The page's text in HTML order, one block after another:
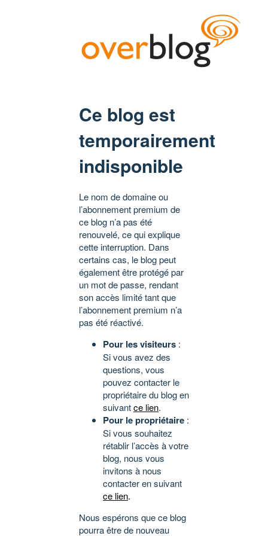
Ce blog est
temporairement
indisponible
Le nom de domaine ou
l’abonnement premium de
ce blog n’a pas été
renouvelé, ce qui explique
cette interruption. Dans
certains cas, le blog peut
également être protégé par
un mot de passe, rendant
son accès limité tant que
l’abonnement premium n’a
pas été réactivé.
Pour les visiteurs :
Si vous avez des
questions, vous
pouvez contacter le
propriétaire du blog en
suivantce lien.
Pour le propriétaire :
Si vous souhaitez
rétablir l’accès à votre
blog, nous vous
invitons à nous
contacter en suivant
ce lien.
Nous espérons que ce blog
pourra être de nouveau